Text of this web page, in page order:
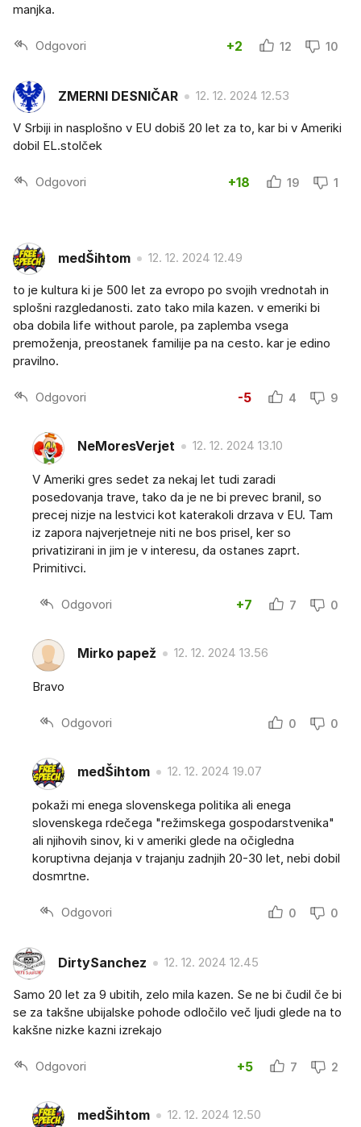
manjka.
Odgovori +2 12 10
ZMERNI DESNIČAR 12. 12. 2024 12.53
V Srbiji in nasplošno v EU dobiš 20 let za to, kar bi v Ameriki
dobil EL.stolček
Odgovori +18 19 1
medŠihtom 12. 12. 2024 12.49
to je kultura ki je 500 let za evropo po svojih vrednotah in
splošni razgledanosti. zato tako mila kazen. v emeriki bi
oba dobila life without parole, pa zaplemba vsega
premoženja, preostanek familije pa na cesto. kar je edino
pravilno.
Odgovori -5 4 9
NeMoresVerjet 12. 12. 2024 13.10
V Ameriki gres sedet za nekaj let tudi zaradi
posedovanja trave, tako da je ne bi prevec branil, so
precej nizje na lestvici kot katerakoli drzava v EU. Tam
iz zapora najverjetneje niti ne bos prisel, ker so
privatizirani in jim je v interesu, da ostanes zaprt.
Primitivci.
Odgovori +7 7 0
Mirko papež 12. 12. 2024 13.56
Bravo
Odgovori 0 0
medŠihtom 12. 12. 2024 19.07
pokaži mi enega slovenskega politika ali enega
slovenskega rdečega "režimskega gospodarstvenika"
ali njihovih sinov, ki v ameriki glede na očigledna
koruptivna dejanja v trajanju zadnjih 20-30 let, nebi dobil
dosmrtne.
Odgovori 0 0
DirtySanchez 12. 12. 2024 12.45
Samo 20 let za 9 ubitih, zelo mila kazen. Se ne bi čudil če bi
se za takšne ubijalske pohode odločilo več ljudi glede na to
kakšne nizke kazni izrekajo
Odgovori +5 7 2
medŠihtom 12. 12. 2024 12.50